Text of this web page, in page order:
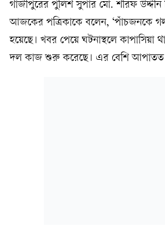
গাজীপুরের পুলিশ সুপার মো. শরিফ উদ্দীন
আজকের পত্রিকাকে বলেন, ‘পাঁচজনকে
হয়েছে। খবর পেয়ে ঘটনাস্থলে কাপাসিয়া
দল কাজ শুরু করেছে। এর বেশি আপাতত